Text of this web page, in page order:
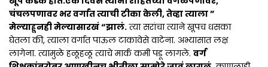
चंचलपणावर भर वर्गात त्याची टीका केली, तेव्हा त्याला ”
मेल्याहूनही मेल्यासारखं “झालं.त्या सरांचा त्याने खूपच धसका
घेतला की, त्याला वर्गात पाऊल टाकावेसे वाटेना. अभ्यासात लक्ष
लागेना. त्यामुळे हळूहळू त्याचे मार्क कमी पडू लागले. वर्ग